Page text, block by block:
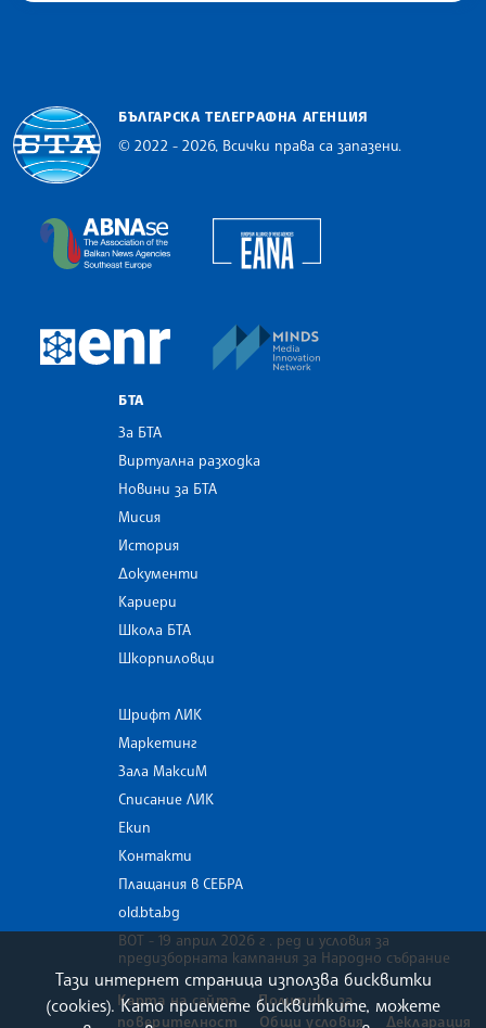
БЪЛГАРСКА ТЕЛЕГРАФНА АГЕНЦИЯ
© 2022 - 2026, Всички права са запазени.
The Assocoation of the Balkan News Agencies
European Newsroom
БТА
За БТА
Виртуална разходка
Новини за БТА
Мисия
История
Документи
Кариери
Школа БТА
Шкорпиловци
Шрифт ЛИК
Маркетинг
Зала МаксиМ
Списание ЛИК
Екип
Контакти
Плащания в СЕБРА
old.bta.bg
ВОТ - 19 април 2026 г . ред и условия за
предизборната кампания за Народно събрание
Карта на сайта
Политика за
поверителност
Общи условия Декларация
Тази интернет страница използва бисквитки
(cookies). Като приемете бисквитките, можете